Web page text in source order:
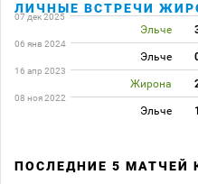
ЛИЧНЫЕ ВСТРЕЧИ
07 дек 2025
Эльче
06 янв 2024
Эльче
16 апр 2023
Жирона
08 ноя 2022
Эльче
ПОСЛЕДНИЕ 5 МАТЧЕЙ